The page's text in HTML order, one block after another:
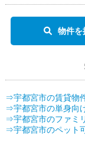
物件を
⇒宇都宮市の賃貸物
⇒宇都宮市の単身向
⇒宇都宮市のファミ
⇒宇都宮市のペット